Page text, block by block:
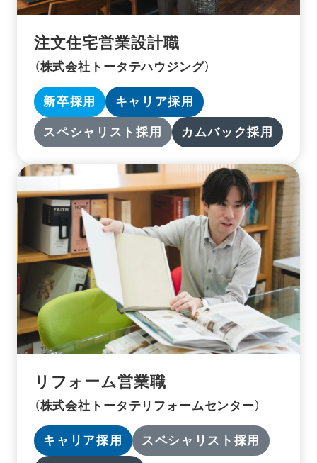
注文住宅営業設計職
（株式会社トータテハウジング）
新卒採用 キャリア採用
スペシャリスト採用 カムバック採用
リフォーム営業職
（株式会社トータテリフォームセンター）
キャリア採用 スペシャリスト採用